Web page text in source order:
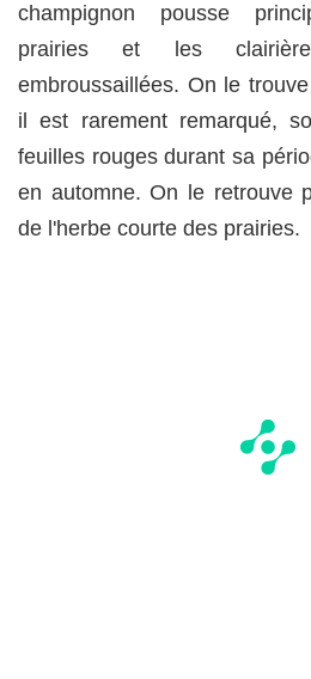
champignon pousse
prairies et les
embroussaillées. On le
il est rarement remarqué,
feuilles rouges durant sa
en automne. On le retrouve
de l'herbe courte des prairies.